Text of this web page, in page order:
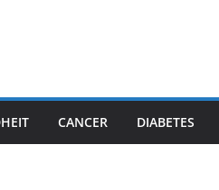
CANCER DIABETES